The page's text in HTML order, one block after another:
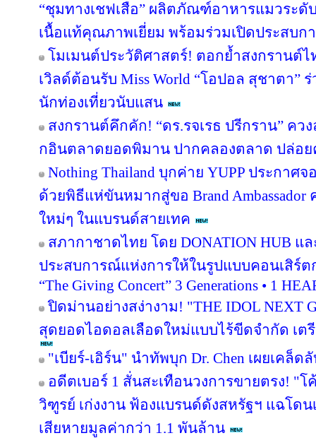
“ชุมทางเชฟเสือ” ผลิตภัณฑ์อาหารแมวระ
เนื้อแท้คุณภาพเยี่ยม พร้อมร่วมเปิดประสบ
โมเมนต์ประวัติศาสตร์! ตอกย้ำสงกรานต์
เวิลด์ต้อนรับ Miss World “โอปอล สุชาตา”
นักท่องเที่ยวนับแสน
สงกรานต์คึกคัก! “ดร.รจเรธ ปรีกราน” คว
กอินตลาดยอดพิมาน ปากคลองตลาด ปล่อย
Nothing Thailand บุกค่าย YUPP ประกาศ
ด้วยพิธีแห่ขันหมากสู่ขอ Brand Ambassador
ใหม่ๆ ในแบรนด์สายเทค
สภากาชาดไทย โดย DONATION HUB แ
ประสบการณ์แห่งการให้ในรูปแบบคอนเสิร์ต
“The Giving Concert” 3 Generations • 1
ปิดม่านอย่างสง่างาม! "THE IDOL NEXT
สุดยอดไอดอลเลือดใหม่แบบไร้ขีดจำกัด เต
"เบียร์-เอิร์น" นำทัพบุก Dr. Chen เผยเคล็
อดีตเบอร์ 1 สั่นสะเทือนวงการขายตรง! "
วิฑูรย์ เก่งงาน ฟ้องแบรนด์ดังสหรัฐฯ แฉโด
เสียหายมูลค่ากว่า 1.1 พันล้าน